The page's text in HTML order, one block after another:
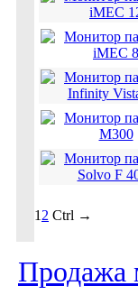
12 Ctrl →
Продажа